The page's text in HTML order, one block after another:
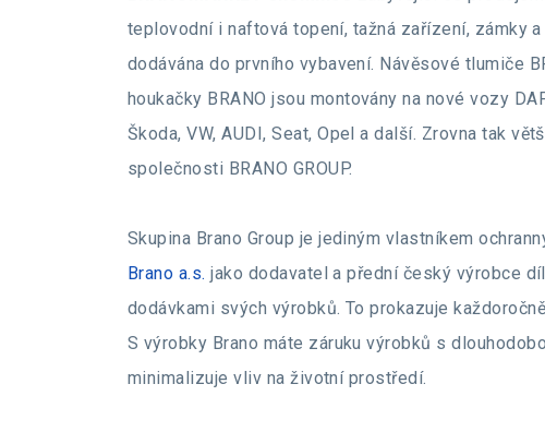
teplovodní i naftová topení, tažná zařízení, zámky
dodávána do prvního vybavení. Návěsové tlumiče
houkačky BRANO jsou montovány na nové vozy
Škoda, VW, AUDI, Seat, Opel a další. Zrovna tak
společnosti BRANO GROUP.
Skupina Brano Group je jediným vlastníkem
Brano a.s. jako dodavatel a přední český výrobce
dodávkami svých výrobků. To prokazuje
S výrobky Brano máte záruku výrobků s
minimalizuje vliv na životní prostředí.